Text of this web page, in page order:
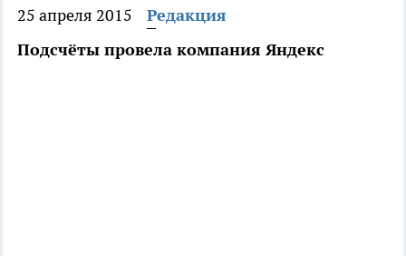
25 апреля 2015
Редакция
Подсчёты провела компания Яндекс